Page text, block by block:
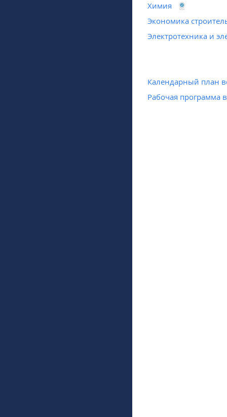
Химия
Экономика
Электротехника и
Календарный план
Рабочая программа